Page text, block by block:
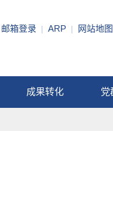
邮箱登录 | ARP | 网站地图
成果转化 党